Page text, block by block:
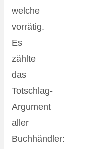
welche
vorrätig.
Es
zählte
das
Totschlag-
Argument
aller
Buchhändler: